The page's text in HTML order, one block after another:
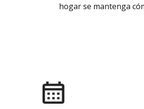
hogar se mantenga